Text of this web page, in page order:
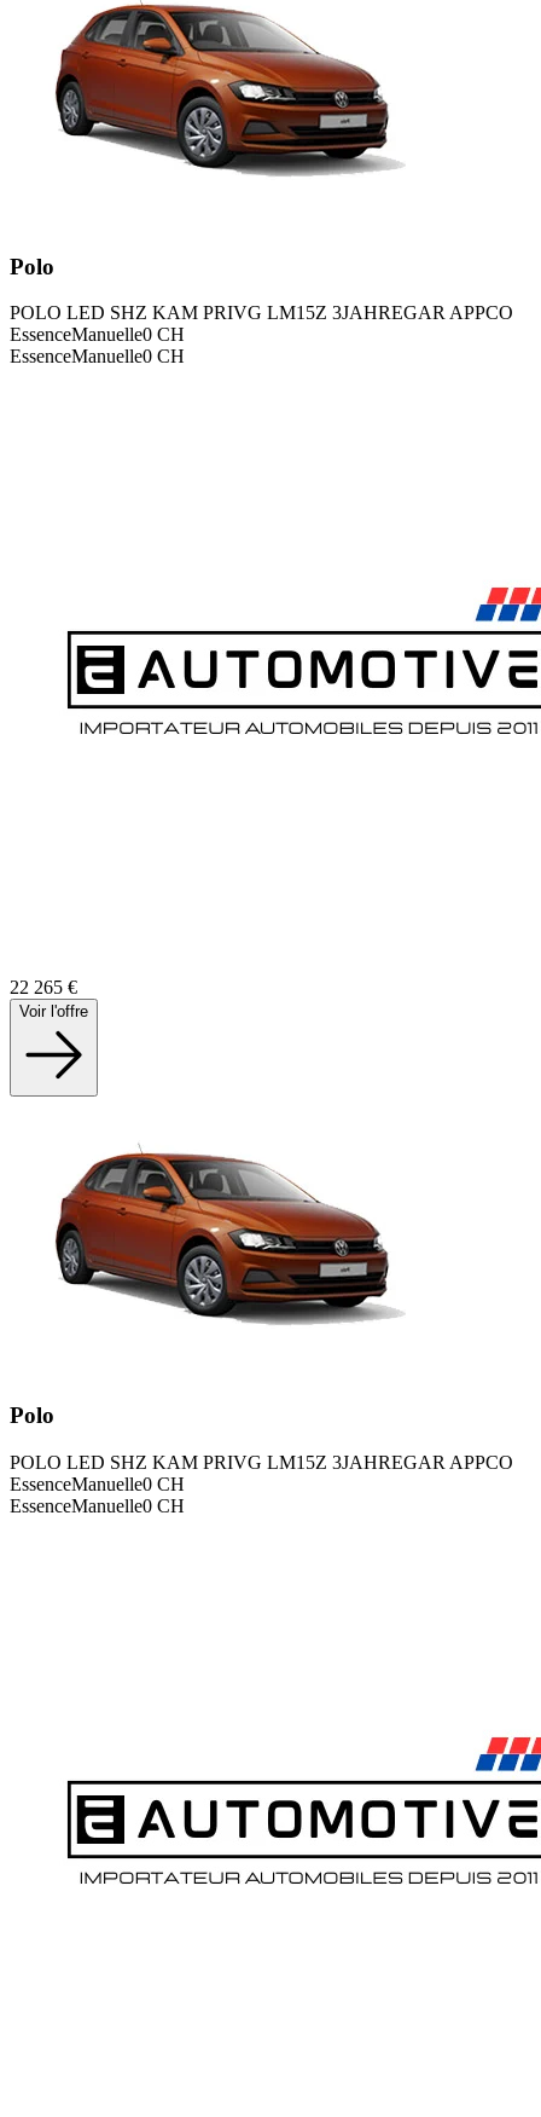
Polo
POLO LED SHZ KAM PRIVG LM15Z 3JAHREGAR APPCO
EssenceManuelle0 CH
EssenceManuelle0 CH
22 265 €
Voir l'offre
Polo
POLO LED SHZ KAM PRIVG LM15Z 3JAHREGAR APPCO
EssenceManuelle0 CH
EssenceManuelle0 CH